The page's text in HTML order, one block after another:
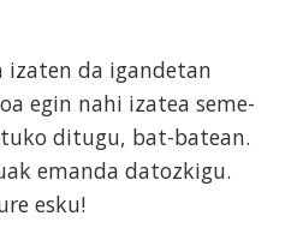
izaten da igandetan
egin nahi izatea seme-
ditugu, bat-batean.
emanda datozkigu.
esku!